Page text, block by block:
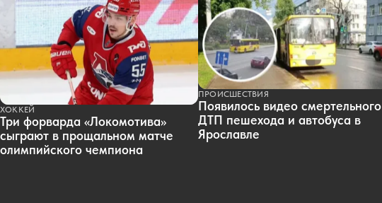
ХОККЕЙ
Три форварда «Локомотива»
сыграют в прощальном матче
олимпийского чемпиона
ПРОИСШЕСТВИЯ
Появилось видео смертельного
ДТП пешехода и автобуса в
Ярославле